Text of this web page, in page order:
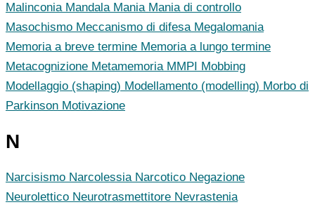
Malinconia Mandala Mania Mania di controllo
Masochismo Meccanismo di difesa Megalomania
Memoria a breve termine Memoria a lungo termine
Metacognizione Metamemoria MMPI
Mobbing
Modellaggio (shaping) Modellamento (modelling) Morbo di
Parkinson Motivazione
N
Narcisismo Narcolessia Narcotico Negazione
Neurolettico Neurotrasmettitore Nevrastenia